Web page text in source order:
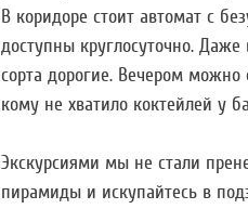
В коридоре стоит автомат с
доступны круглосуточно.
сорта дорогие. Вечером можно
кому не хватило коктейлей у
Экскурсиями мы не стали
пирамиды и искупайтесь в